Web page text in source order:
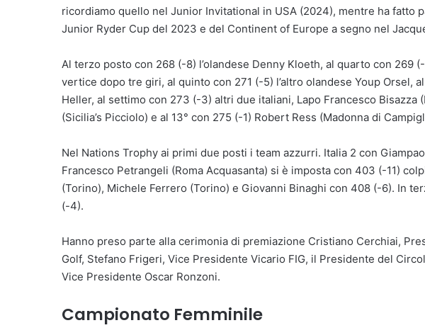
ricordiamo quello nel Junior Invitational in USA (2024), mentre ha fatto
Junior Ryder Cup del 2023 e del Continent of Europe a segno nel
Al terzo posto con 268 (-8) l’olandese Denny Kloeth, al quarto con 269
vertice dopo tre giri, al quinto con 271 (-5) l’altro olandese Youp Orsel,
Heller, al settimo con 273 (-3) altri due italiani, Lapo Francesco Bisazza
(Sicilia’s Picciolo) e al 13° con 275 (-1) Robert Ress (Madonna di
Nel Nations Trophy ai primi due posti i team azzurri. Italia 2 con
Francesco Petrangeli (Roma Acquasanta) si è imposta con 403 (-11)
(Torino), Michele Ferrero (Torino) e Giovanni Binaghi con 408 (-6). In
(-4).
Hanno preso parte alla cerimonia di premiazione Cristiano Cerchiai,
Golf, Stefano Frigeri, Vice Presidente Vicario FIG, il Presidente del
Vice Presidente Oscar Ronzoni.
Campionato Femminile